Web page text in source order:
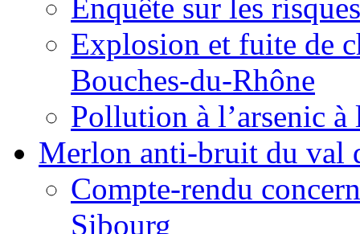
Enquête sur les
Explosion et fuite de
Bouches-du-Rhône
Pollution à l’arsenic à
Merlon anti-bruit du val
Compte-rendu
Sibourg